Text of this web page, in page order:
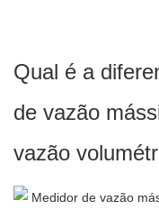
Qual é a
de vazão
vazão